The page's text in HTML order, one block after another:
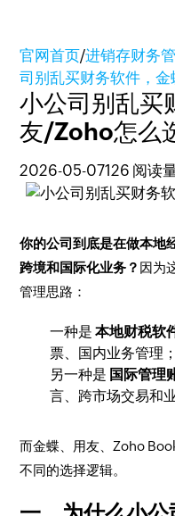
官网首页/进销存财务
司别乱买财务软件，
小公司别乱买
友/Zoho怎么
2026-05-07126 阅读
你的公司到底是在做本地
跨境和国际化业务？ 因为
管理思路：
一种是本地财税软
票、国内业务管理；
另一种是 国际管理
言、跨市场交易和
而金蝶、用友、Zoho
不同的选择逻辑。